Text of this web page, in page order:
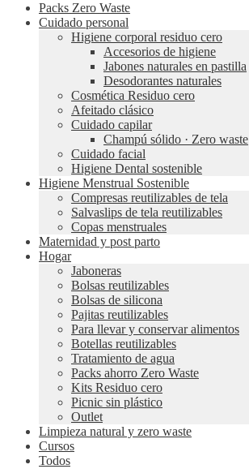
Packs Zero Waste
Cuidado personal
Higiene corporal residuo cero
Accesorios de higiene
Jabones naturales en pastilla
Desodorantes naturales
Cosmética Residuo cero
Afeitado clásico
Cuidado capilar
Champú sólido · Zero waste
Cuidado facial
Higiene Dental sostenible
Higiene Menstrual Sostenible
Compresas reutilizables de tela
Salvaslips de tela reutilizables
Copas menstruales
Maternidad y post parto
Hogar
Jaboneras
Bolsas reutilizables
Bolsas de silicona
Pajitas reutilizables
Para llevar y conservar alimentos
Botellas reutilizables
Tratamiento de agua
Packs ahorro Zero Waste
Kits Residuo cero
Picnic sin plástico
Outlet
Limpieza natural y zero waste
Cursos
Todos